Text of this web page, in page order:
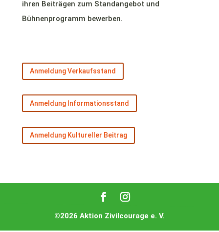
ihren Beiträgen zum Standangebot und
Bühnenprogramm bewerben.
Anmeldung Verkaufsstand
Anmeldung Informationsstand
Anmeldung Kultureller Beitrag
©2026 Aktion Zivilcourage e. V.